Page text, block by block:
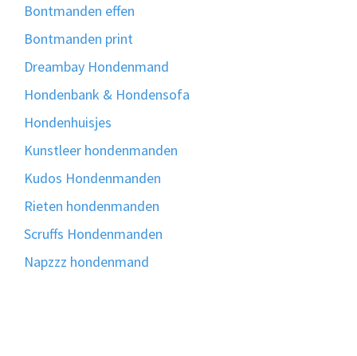
Bontmanden effen
Bontmanden print
Dreambay Hondenmand
Hondenbank & Hondensofa
Hondenhuisjes
Kunstleer hondenmanden
Kudos Hondenmanden
Rieten hondenmanden
Scruffs Hondenmanden
Napzzz hondenmand